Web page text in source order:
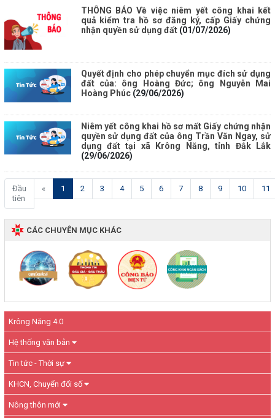
Krông Năng 4.0
Hệ thống văn bản
Tin tức - Thời sự
KHCN, Chuyển đổi số
Nông thôn mới
THÔNG BÁO Về việc niêm yết công khai kết
quả kiểm tra hồ sơ đăng ký, cấp Giấy chứng
nhận quyền sử dụng đất (01/07/2026)
Quyết định cho phép chuyển mục đích sử dụng
đất của: ông Hoàng Đức; ông Nguyễn Mai
Hoàng Phúc (29/06/2026)
Niêm yết công khai hồ sơ mất Giấy chứng nhận
quyền sử dụng đất của ông Trần Văn Ngay, sử
dụng đất tại xã Krông Năng, tỉnh Đắk Lắk
(29/06/2026)
Đầu
tiên
« 1 (current)
2 3 4 5 6 7 8 9 10 11
CÁC CHUYÊN MỤC KHÁC